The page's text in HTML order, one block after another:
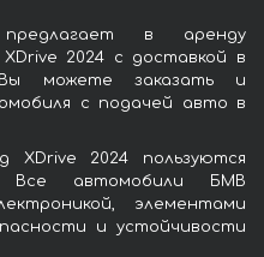
в аренду
2024 с доставкой в
можете заказать и
с подачей авто в
XDrive 2024 пользуются
Все автомобили БМВ
элементами
и устойчивости